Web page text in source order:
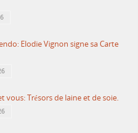
Elodie Vignon signe sa Carte
vous: Trésors de laine et de soie.